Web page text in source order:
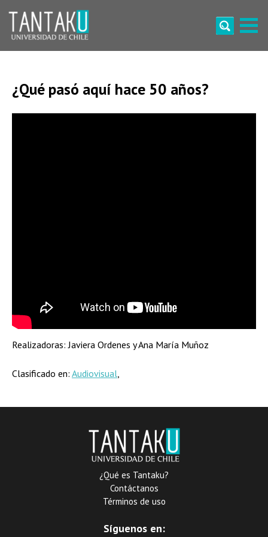
content
¿Qué pasó aquí hace 50 años?
Realizadoras: Javiera Ordenes y Ana María Muñoz
Clasificado en: Audiovisual,
¿Qué es Tantaku?
Contáctanos
Términos de uso
Síguenos en: